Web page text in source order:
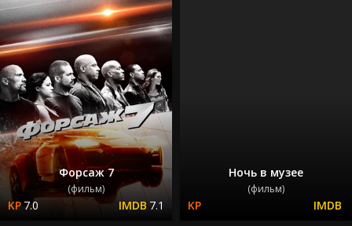
Форсаж 7
(фильм)
7.0 7.1
Ночь в музее
(фильм)